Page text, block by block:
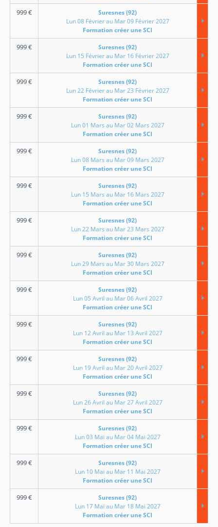
999€
Suresnes (92)
Lun 08 Février au Mar 09 Février 2027
Formation créer une SCI
999€
Suresnes (92)
Lun 15 Février au Mar 16 Février 2027
Formation créer une SCI
999€
Suresnes (92)
Lun 22 Février au Mar 23 Février 2027
Formation créer une SCI
999€
Suresnes (92)
Lun 01 Mars au Mar 02 Mars 2027
Formation créer une SCI
999€
Suresnes (92)
Lun 08 Mars au Mar 09 Mars 2027
Formation créer une SCI
999€
Suresnes (92)
Lun 15 Mars au Mar 16 Mars 2027
Formation créer une SCI
999€
Suresnes (92)
Lun 22 Mars au Mar 23 Mars 2027
Formation créer une SCI
999€
Suresnes (92)
Lun 29 Mars au Mar 30 Mars 2027
Formation créer une SCI
999€
Suresnes (92)
Lun 05 Avril au Mar 06 Avril 2027
Formation créer une SCI
999€
Suresnes (92)
Lun 12 Avril au Mar 13 Avril 2027
Formation créer une SCI
999€
Suresnes (92)
Lun 19 Avril au Mar 20 Avril 2027
Formation créer une SCI
999€
Suresnes (92)
Lun 26 Avril au Mar 27 Avril 2027
Formation créer une SCI
999€
Suresnes (92)
Lun 03 Mai au Mar 04 Mai 2027
Formation créer une SCI
999€
Suresnes (92)
Lun 10 Mai au Mar 11 Mai 2027
Formation créer une SCI
999€
Suresnes (92)
Lun 17 Mai au Mar 18 Mai 2027
Formation créer une SCI